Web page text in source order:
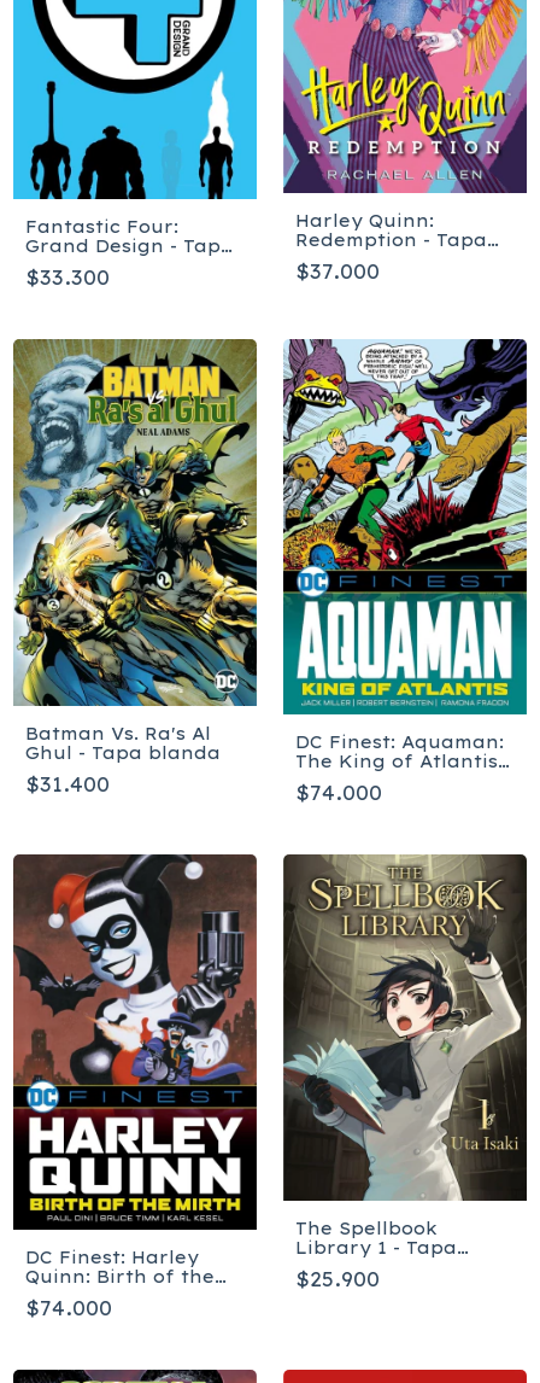
Fantastic Four:
Grand Design - Tapa
blanda
$33.300
Harley Quinn:
Redemption - Tapa
dura
$37.000
Batman Vs. Ra's Al
Ghul - Tapa blanda
$31.400
DC Finest: Aquaman:
The King of Atlantis -
Tapa blanda
$74.000
DC Finest: Harley
Quinn: Birth of the
Mirth - Tapa blanda
$74.000
The Spellbook
Library 1 - Tapa
blanda
$25.900